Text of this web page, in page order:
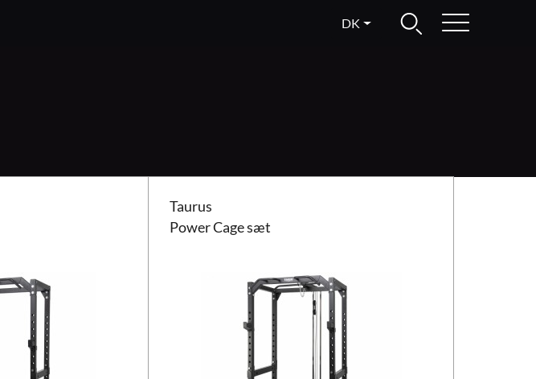
DK
Taurus
Power Cage sæt